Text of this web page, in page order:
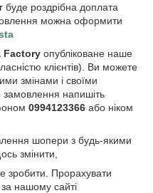
буде роздрібна доплата
можна оформити
Factory опубліковане наше
клієнтів). Ви можете
змінами і своїми
напишіть
0994123366 або ніком
шопери з будь-якими
змінити,
зробити. Прорахувати
нашому сайті